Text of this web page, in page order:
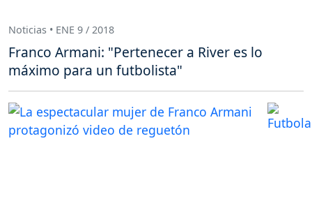
Noticias • ENE 9 / 2018
Franco Armani: "Pertenecer a River es lo
máximo para un futbolista"